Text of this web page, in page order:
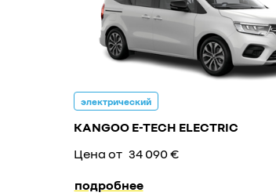
электрический
KANGOO E-TECH ELECTRIC
Цена от 34 090 €
подробнее